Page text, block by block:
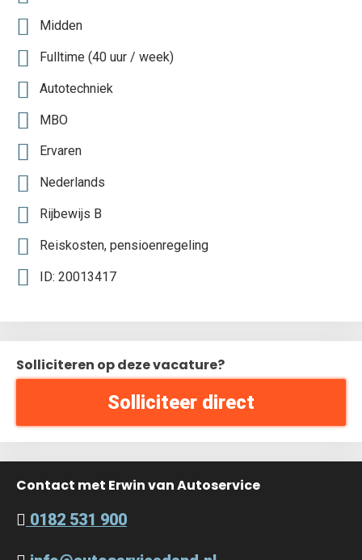
Midden
Fulltime (40 uur / week)
Autotechniek
MBO
Ervaren
Nederlands
Rijbewijs B
Reiskosten, pensioenregeling
ID: 20013417
Solliciteren op deze vacature?
Solliciteer direct
Contact met Erwin van Autoservice
0182 531 900